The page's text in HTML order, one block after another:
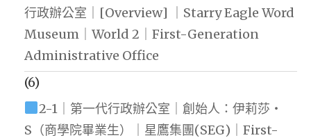
行政辦公室｜[Overview] ｜Starry Eagle Word
Museum｜World 2｜First-Generation
Administrative Office
(6)
2-1｜第一代行政辦公室｜創始人：伊莉莎・
S（商學院畢業生）｜星鷹集團(SEG)｜First-